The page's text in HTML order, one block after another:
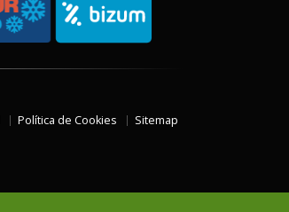
Política de Cookies Sitemap